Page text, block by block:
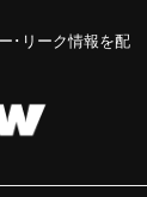
･リーク情報を配